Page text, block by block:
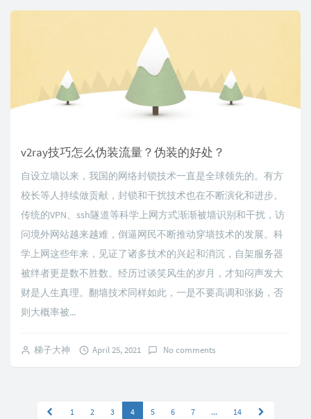
v2ray技巧怎么伪装流量？伪装的好处？
自设立墙以来，我国的网络封锁技术一直是全球领先的。有方
校长等人持续做贡献，封锁和干扰技术也在不断演化和进步。
传统的VPN、ssh隧道等科学上网方式渐渐被墙识别和干扰，访
问境外网站越来越难，倒逼网民不断推动穿墙技术的发展。科
学上网这些年来，见证了诸多技术的兴起和消沉，自架服务器
被绊者更是数不胜数。经历过谈笑风生的岁月，才知闷声发大
财是人生真理。翻墙技术同样如此，一是不要高调和张扬，否
则大概率被...
梯子大神 April 25, 2021 No comments
1 2 3 4 5 6 7 ... 14